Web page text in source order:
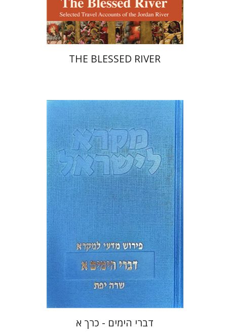
$30
$27
THE BLESSED RIVER
שרה יפת
הנחת אתר ספר מודפס
$53
$48
דברי הימים - כרך א